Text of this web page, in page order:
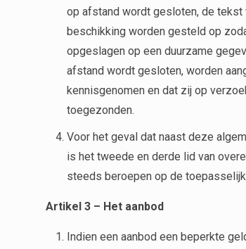
op afstand wordt gesloten, de tekst
beschikking worden gesteld op
opgeslagen op een duurzame
afstand wordt gesloten, worden
kennisgenomen en dat zij op
toegezonden.
Voor het geval dat naast deze
is het tweede en derde lid van
steeds beroepen op de
Artikel 3 – Het aanbod
Indien een aanbod een beperkte